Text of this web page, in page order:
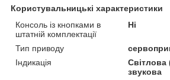
Користувальницькі характеристики
Консоль із кнопками в
штатній комплектації
Ні
Тип приводу
Індикація
Світлова
звукова